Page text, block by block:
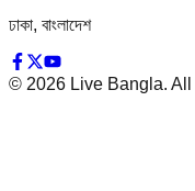
ঢাকা, বাংলাদেশ
© 2026 Live Bangla.